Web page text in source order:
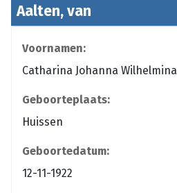
Aalten, van
Voornamen:
Catharina Johanna Wilhelmina
Geboorteplaats:
Huissen
Geboortedatum:
12-11-1922